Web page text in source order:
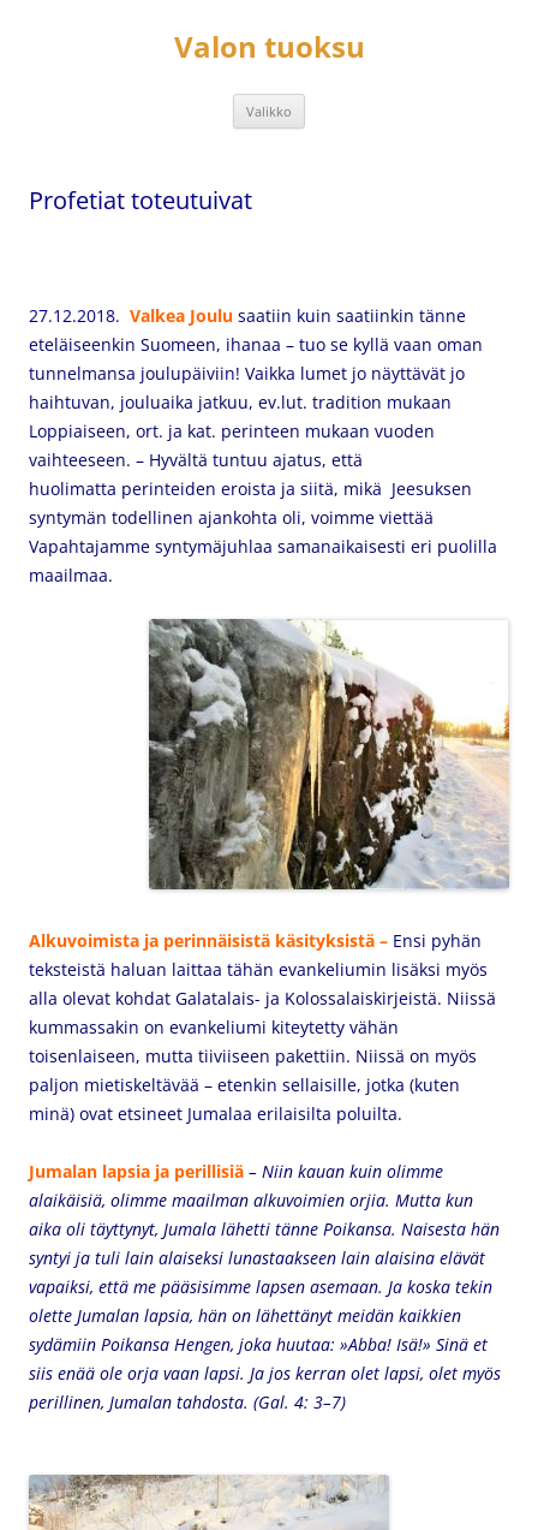
Valon tuoksu
Valikko
Profetiat toteutuivat
27.12.2018. Valkea Joulu saatiin kuin saatiinkin tänne
eteläiseenkin Suomeen, ihanaa – tuo se kyllä vaan oman
tunnelmansa joulupäiviin! Vaikka lumet jo näyttävät jo
haihtuvan, jouluaika jatkuu, ev.lut. tradition mukaan
Loppiaiseen, ort. ja kat. perinteen mukaan vuoden
vaihteeseen. – Hyvältä tuntuu ajatus, että
huolimatta perinteiden eroista ja siitä, mikä Jeesuksen
syntymän todellinen ajankohta oli, voimme viettää
Vapahtajamme syntymäjuhlaa samanaikaisesti eri puolilla
maailmaa.
Alkuvoimista ja perinnäisistä käsityksistä – Ensi pyhän
teksteistä haluan laittaa tähän evankeliumin lisäksi myös
alla olevat kohdat Galatalais- ja Kolossalaiskirjeistä. Niissä
kummassakin on evankeliumi kiteytetty vähän
toisenlaiseen, mutta tiiviiseen pakettiin. Niissä on myös
paljon mietiskeltävää – etenkin sellaisille, jotka (kuten
minä) ovat etsineet Jumalaa erilaisilta poluilta.
Jumalan lapsia ja perillisiä – Niin kauan kuin olimme
alaikäisiä, olimme maailman alkuvoimien orjia. Mutta kun
aika oli täyttynyt, Jumala lähetti tänne Poikansa. Naisesta hän
syntyi ja tuli lain alaiseksi lunastaakseen lain alaisina elävät
vapaiksi, että me pääsisimme lapsen asemaan. Ja koska tekin
olette Jumalan lapsia, hän on lähettänyt meidän kaikkien
sydämiin Poikansa Hengen, joka huutaa: »Abba! Isä!» Sinä et
siis enää ole orja vaan lapsi. Ja jos kerran olet lapsi, olet myös
perillinen, Jumalan tahdosta. (Gal. 4: 3–7)